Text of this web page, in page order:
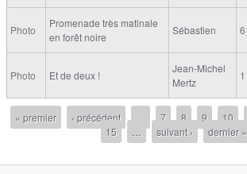
Photo
Promenade très matinale
en forêt noire
Sébastien 6
Photo Et de deux !
Jean-Michel
Mertz
1
« premier ‹ précédent 7 8 9 10
15
suivant › dernier »